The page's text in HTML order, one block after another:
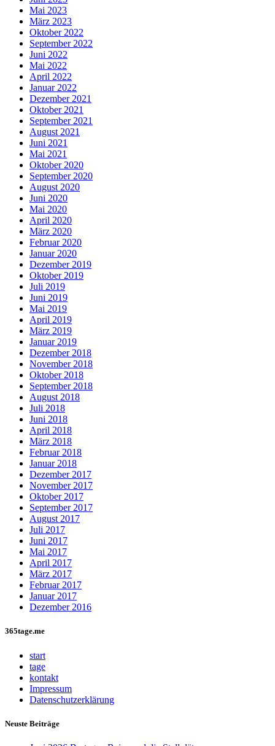
Mai 2023
März 2023
Oktober 2022
September 2022
Juni 2022
Mai 2022
April 2022
Januar 2022
Dezember 2021
Oktober 2021
September 2021
August 2021
Juni 2021
Mai 2021
Oktober 2020
September 2020
August 2020
Juni 2020
Mai 2020
April 2020
März 2020
Februar 2020
Januar 2020
Dezember 2019
Oktober 2019
Juli 2019
Juni 2019
Mai 2019
April 2019
März 2019
Januar 2019
Dezember 2018
November 2018
Oktober 2018
September 2018
August 2018
Juli 2018
Juni 2018
April 2018
März 2018
Februar 2018
Januar 2018
Dezember 2017
November 2017
Oktober 2017
September 2017
August 2017
Juli 2017
Juni 2017
Mai 2017
April 2017
März 2017
Februar 2017
Januar 2017
Dezember 2016
365tage.me
start
tage
kontakt
Impressum
Datenschutzerklärung
Neuste Beiträge